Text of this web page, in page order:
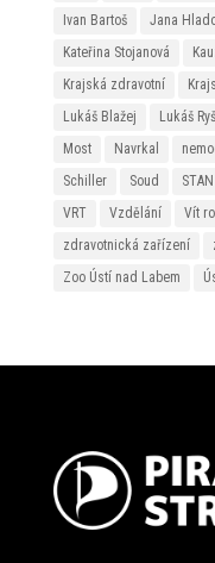
Ivan Bartoš
Jana
Kateřina Stojanová
Krajská zdravotní
Lukáš Blažej
Lukáš
Most
Navrkal
Schiller
Soud STAN
VRT
Vzdělání Vít
zdravotnická zařízení
Zoo Ústí nad Labem